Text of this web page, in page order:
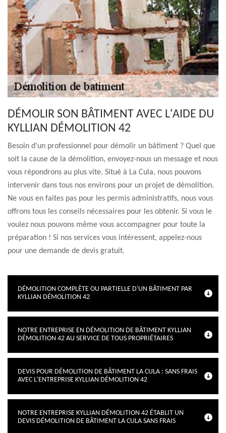
DÉMOLIR SON BÂTIMENT AVEC L'AIDE DU
KYLLIAN DÉMOLITION 42
Besoin d'un professionnel pour démolir un bâtiment ? Quel que
soit la cause de la démolition, envoyez-nous un message et nous
vous répondrons au plus vite. Situé à La Cula, nous pouvons
intervenir dans tous nos environs pour un projet de démolition.
Ne vous en faites pas pour les permis administratifs, nous vous
offrons tous les conseils nécessaires pour les obtenir. Si vous le
voulez nous pouvons même vous accompagner pour toute la
préparation ! Si nos services vous intéressent, appelez-nous
pour une demande de devis gratuit.
DÉMOLITION COMPLÈTE OU PARTIELLE D'UN BÂTIMENT PAR
KYLLIAN DÉMOLITION 42
NOTRE ENTREPRISE EN DÉMOLITION DE BÂTIMENT KYLLIAN
DÉMOLITION 42 AU SERVICE DE TOUS PROPRIÉTAIRES
DEVIS POUR DÉMOLITION DE BÂTIMENT LA CULA : SANS FRAIS
AVEC L’ENTREPRISE KYLLIAN DÉMOLITION 42
NOTRE ENTREPRISE KYLLIAN DÉMOLITION 42 ÉTABLIT UN
DEVIS DÉMOLITION DE BÂTIMENT LA CULA SANS FRAIS